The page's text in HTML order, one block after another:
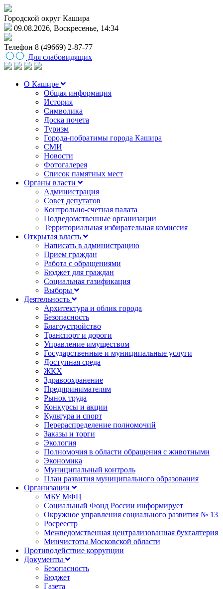
Городской округ Кашира
09.08.2026, Воскресенье, 14:34
Телефон 8 (49669) 2-87-77
Для слабовидящих
О Кашире
Общая информация
История
Символика
Доска почета
Туризм
Города-побратимы города Кашира
СМИ
Новости
Фотогалерея
Список памятных мест
Органы власти
Администрация
Совет депутатов
Контрольно-счетная палата
Подведомственные организации
Территориальная избирательная комиссия
Открытая власть
Написать в администрацию
Прием граждан
Работа с обращениями
Бюджет для граждан
Социальная газификация
Выборы
Деятельность
Архитектура и облик города
Безопасность
Благоустройство
Транспорт и дороги
Управление имуществом
Государственные и муниципальные услуги
Доступная среда
ЖКХ
Здравоохранение
Предпринимателям
Рынок труда
Конкурсы и акции
Культура и спорт
Перераспределение полномочий
Заказы и торги
Экология
Полномочия в области обращения с животными
Экономика
Муниципальный контроль
План развития муниципального образования
Организации
МБУ МФЦ
Социальный Фонд России информирует
Окружное управления социального развития № 13
Росреестр
Межведомственная централизованная бухгалтерия
Минчистоты Московской области
Противодействие коррупции
Документы
Безопасность
Бюджет
Газета